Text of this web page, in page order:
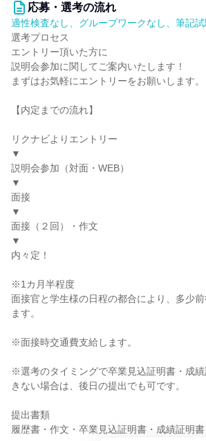
応募・選考の流れ
適性検査なし、グループワークなし、筆記試
選考プロセス
エントリー頂いた方に
説明会参加に関してご案内いたします！
まずはお気軽にエントリーをお願いします。
【内定までの流れ】
リクナビよりエントリー
▼
説明会参加（対面・WEB）
▼
面接
▼
面接（２回）・作文
▼
内々定！
※1カ月半程度
面接官と学生様の日程の都合により、多少
ます。
※面接時交通費支給します。
※選考のタイミングで卒業見込証明書・成
きない場合は、後日の提出でも可です。
提出書類
履歴書・作文・卒業見込証明書・成績証明書